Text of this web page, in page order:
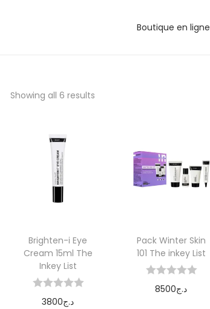
Boutique en ligne
Showing all 6 results
Brighten-i Eye
Cream 15ml The
Inkey List
3800د.ج
Pack Winter Skin
101 The inkey List
8500د.ج